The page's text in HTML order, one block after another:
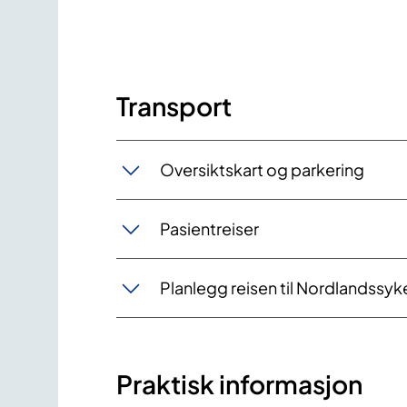
Transport
Oversiktskart og parkering
Pasientreiser
Planlegg reisen til
Praktisk informasjon